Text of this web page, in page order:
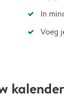
In
Voeg